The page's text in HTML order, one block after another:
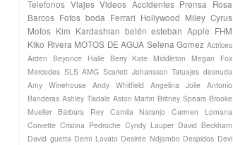
Telefonos Viajes Videos Accidentes Prensa Rosa
Barcos Fotos boda Ferrari Hollywood Miley Cyrus
Motos Kim Kardashian belén esteban Apple FHM
Kiko Rivera MOTOS DE AGUA Selena Gomez Actrices
Arden
Beyonce Halle Berry Kate Middleton
Megan Fox
Mercedes SLS AMG Scarlett Johansson Tatuajes desnuda
Amy Winehouse Andy Whitfield Angelina Jolie Antonio
Banderas Ashley Tisdale Aston Martin Britney Spears Brooke
Mueller
Bárbara Rey Camila Naranjo
Carmen Lomana
Corvette Cristina Pedroche Cyndy Lauper David Beckham
David guetta Demi Lovato Desirée Ndjambo Despidos Devi